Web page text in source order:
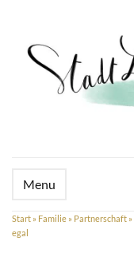
Menu
Start » Familie » Partnerschaft »
egal